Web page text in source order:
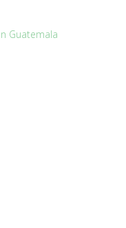
Guatemala